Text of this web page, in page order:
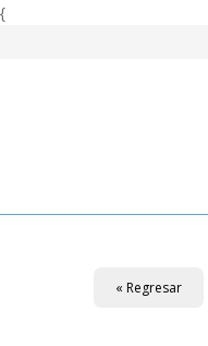
{
« Regresar